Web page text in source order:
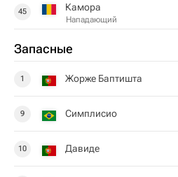
45 Камора
Нападающий
Запасные
1 Жорже Баптишта
9 Симплисио
10 Давиде